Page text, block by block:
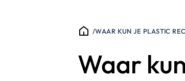
/WAAR KUN JE PLASTIC
Waar